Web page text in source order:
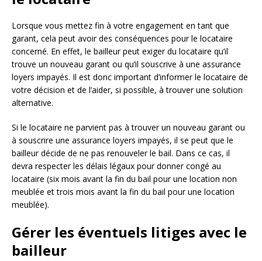
Lorsque vous mettez fin à votre engagement en tant que
garant, cela peut avoir des conséquences pour le locataire
concerné. En effet, le bailleur peut exiger du locataire qu’il
trouve un nouveau garant ou qu’il souscrive à une assurance
loyers impayés. Il est donc important d’informer le locataire de
votre décision et de l’aider, si possible, à trouver une solution
alternative.
Si le locataire ne parvient pas à trouver un nouveau garant ou
à souscrire une assurance loyers impayés, il se peut que le
bailleur décide de ne pas renouveler le bail. Dans ce cas, il
devra respecter les délais légaux pour donner congé au
locataire (six mois avant la fin du bail pour une location non
meublée et trois mois avant la fin du bail pour une location
meublée).
Gérer les éventuels litiges avec le
bailleur